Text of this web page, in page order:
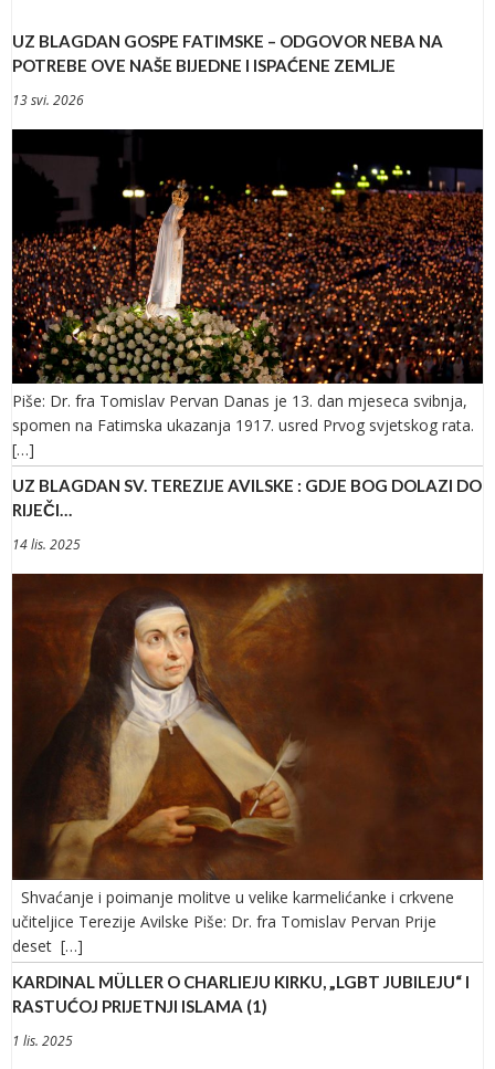
UZ BLAGDAN GOSPE FATIMSKE – ODGOVOR NEBA NA
POTREBE OVE NAŠE BIJEDNE I ISPAĆENE ZEMLJE
13 svi. 2026
Piše: Dr. fra Tomislav Pervan Danas je 13. dan mjeseca svibnja,
spomen na Fatimska ukazanja 1917. usred Prvog svjetskog rata.
[…]
UZ BLAGDAN SV. TEREZIJE AVILSKE : GDJE BOG DOLAZI DO
RIJEČI…
14 lis. 2025
Shvaćanje i poimanje molitve u velike karmelićanke i crkvene
učiteljice Terezije Avilske Piše: Dr. fra Tomislav Pervan Prije
deset […]
KARDINAL MÜLLER O CHARLIEJU KIRKU, „LGBT JUBILEJU“ I
RASTUĆOJ PRIJETNJI ISLAMA (1)
1 lis. 2025